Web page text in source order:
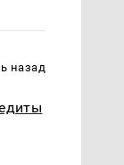
назад